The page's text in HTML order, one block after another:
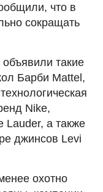
что в
сокращать
такие
Барби Mattel,
Nike,
Lauder, а также
джинсов Levi
охотно